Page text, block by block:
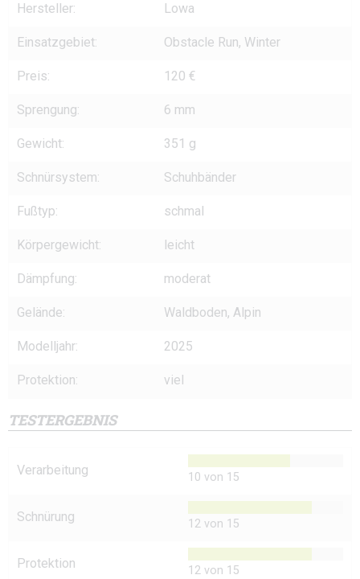
Hersteller: Lowa
Einsatzgebiet: Obstacle Run, Winter
Preis: 120 €
Sprengung: 6 mm
Gewicht: 351 g
Schnürsystem: Schuhbänder
Fußtyp: schmal
Körpergewicht: leicht
Dämpfung: moderat
Gelände: Waldboden, Alpin
Modelljahr: 2025
Protektion: viel
TESTERGEBNIS
Verarbeitung 10 von 15
Schnürung 12 von 15
Protektion 12 von 15